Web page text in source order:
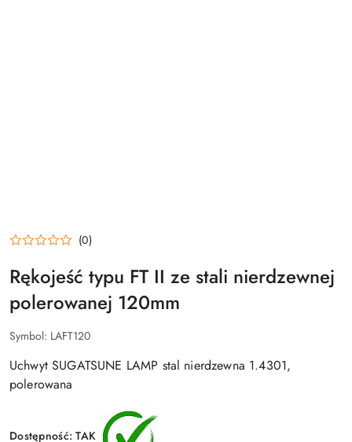
(0)
Rękojeść typu FT II ze stali nierdzewnej
polerowanej 120mm
Symbol: LAFT120
Uchwyt SUGATSUNE LAMP stal nierdzewna 1.4301,
polerowana
Dostępność:TAK